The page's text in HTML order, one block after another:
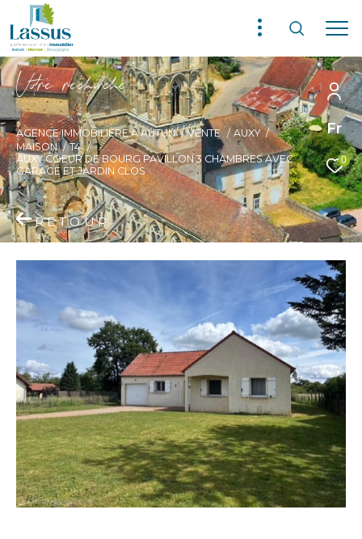
Fr
0
Vore recece
AGENCE IMMOBILIÈRE À AUTUN VENTE
AUXY
MAISON
T4
AUXY COEUR DE BOURG PAVILLON 3 CHAMBRES AVEC
GARAGE ET JARDIN CLOS
RETOUR